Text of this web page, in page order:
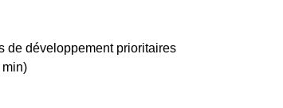
de développement prioritaires
min)